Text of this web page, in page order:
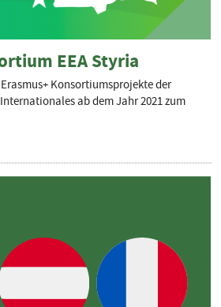
EEA Styria
Konsortiumsprojekte der
ab dem Jahr 2021 zum